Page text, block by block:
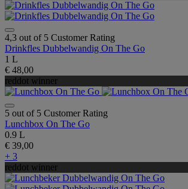
4,3 out of 5 Customer Rating
Drinkfles Dubbelwandig On The Go
1 L
€ 48,00
reddot winner
5 out of 5 Customer Rating
Lunchbox On The Go
0.9 L
€ 39,00
+ 3
reddot winner